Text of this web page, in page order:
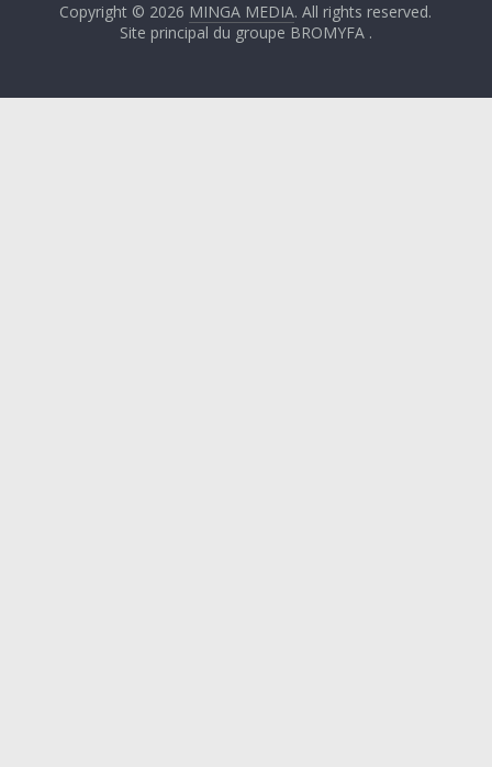
Copyright © 2026 MINGA MEDIA. All rights reserved.
Site principal du groupe BROMYFA .